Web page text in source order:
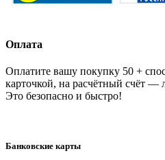
Оплата
Оплатите вашу покупку 50 +
карточкой, на расчётный счёт
Это безопасно и быстро!
Банковские карты